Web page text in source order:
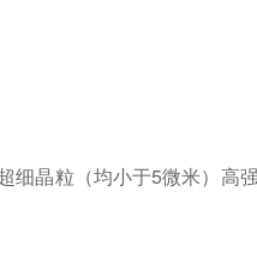
晶粒（均小于5微米）高